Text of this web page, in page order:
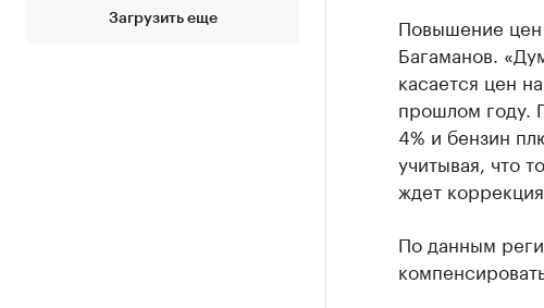
Загрузить еще
Повышение цен
Багаманов.
касается цен
прошлом году.
4% и бензин
учитывая, что
ждет
По данным